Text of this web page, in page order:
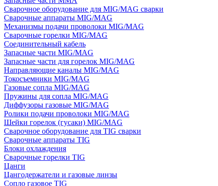
Сварочное оборудование для MIG/MAG сварки
Сварочные аппараты MIG/MAG
Механизмы подачи проволоки MIG/MAG
Сварочные горелки MIG/MAG
Соединительный кабель
Запасные части MIG/MAG
Запасные части для горелок MIG/MAG
Направляющие каналы MIG/MAG
Токосъемники MIG/MAG
Газовые сопла MIG/MAG
Пружины для сопла MIG/MAG
Диффузоры газовые MIG/MAG
Ролики подачи проволоки MIG/MAG
Шейки горелок (гусаки) MIG/MAG
Сварочное оборудование для TIG сварки
Сварочные аппараты TIG
Блоки охлаждения
Сварочные горелки TIG
Цанги
Цангодержатели и газовые линзы
Сопло газовое TIG